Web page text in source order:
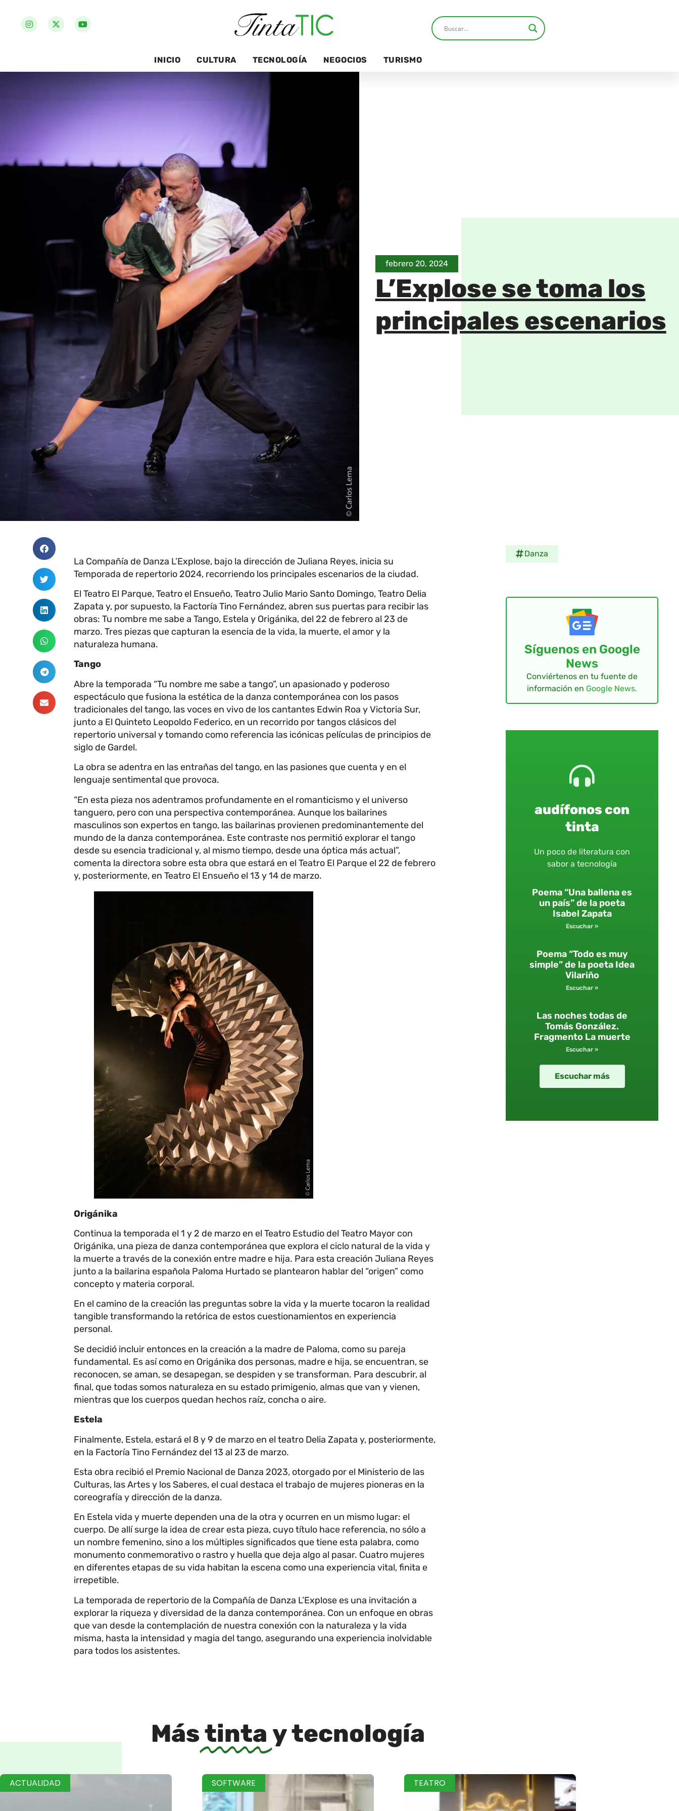
INICIO CULTURA TECNOLOGÍA NEGOCIOS TURISMO
febrero 20, 2024
L’Explose se toma los
principales escenarios
La Compañía de Danza L’Explose, bajo la dirección de Juliana Reyes, inicia su
Temporada de repertorio 2024, recorriendo los principales escenarios de la ciudad.
El Teatro El Parque, Teatro el Ensueño, Teatro Julio Mario Santo Domingo, Teatro Delia
Zapata y, por supuesto, la Factoría Tino Fernández, abren sus puertas para recibir las
obras: Tu nombre me sabe a Tango, Estela y Origánika, del 22 de febrero al 23 de
marzo. Tres piezas que capturan la esencia de la vida, la muerte, el amor y la
naturaleza humana.
Tango
Abre la temporada “Tu nombre me sabe a tango”, un apasionado y poderoso
espectáculo que fusiona la estética de la danza contemporánea con los pasos
tradicionales del tango, las voces en vivo de los cantantes Edwin Roa y Victoria Sur,
junto a El Quinteto Leopoldo Federico, en un recorrido por tangos clásicos del
repertorio universal y tomando como referencia las icónicas películas de principios de
siglo de Gardel.
La obra se adentra en las entrañas del tango, en las pasiones que cuenta y en el
lenguaje sentimental que provoca.
“En esta pieza nos adentramos profundamente en el romanticismo y el universo
tanguero, pero con una perspectiva contemporánea. Aunque los bailarines
masculinos son expertos en tango, las bailarinas provienen predominantemente del
mundo de la danza contemporánea. Este contraste nos permitió explorar el tango
desde su esencia tradicional y, al mismo tiempo, desde una óptica más actual”,
comenta la directora sobre esta obra que estará en el Teatro El Parque el 22 de febrero
y, posteriormente, en Teatro El Ensueño el 13 y 14 de marzo.
Origánika
Continua la temporada el 1 y 2 de marzo en el Teatro Estudio del Teatro Mayor con
Origánika, una pieza de danza contemporánea que explora el ciclo natural de la vida y
la muerte a través de la conexión entre madre e hija. Para esta creación Juliana Reyes
junto a la bailarina española Paloma Hurtado se plantearon hablar del “origen” como
concepto y materia corporal.
En el camino de la creación las preguntas sobre la vida y la muerte tocaron la realidad
tangible transformando la retórica de estos cuestionamientos en experiencia
personal.
Se decidió incluir entonces en la creación a la madre de Paloma, como su pareja
fundamental. Es así como en Origánika dos personas, madre e hija, se encuentran, se
reconocen, se aman, se desapegan, se despiden y se transforman. Para descubrir, al
final, que todas somos naturaleza en su estado primigenio, almas que van y vienen,
mientras que los cuerpos quedan hechos raíz, concha o aire.
Estela
Finalmente, Estela, estará el 8 y 9 de marzo en el teatro Delia Zapata y, posteriormente,
en la Factoría Tino Fernández del 13 al 23 de marzo.
Esta obra recibió el Premio Nacional de Danza 2023, otorgado por el Ministerio de las
Culturas, las Artes y los Saberes, el cual destaca el trabajo de mujeres pioneras en la
coreografía y dirección de la danza.
En Estela vida y muerte dependen una de la otra y ocurren en un mismo lugar: el
cuerpo. De allí surge la idea de crear esta pieza, cuyo título hace referencia, no sólo a
un nombre femenino, sino a los múltiples significados que tiene esta palabra, como
monumento conmemorativo o rastro y huella que deja algo al pasar. Cuatro mujeres
en diferentes etapas de su vida habitan la escena como una experiencia vital, finita e
irrepetible.
La temporada de repertorio de la Compañía de Danza L’Explose es una invitación a
explorar la riqueza y diversidad de la danza contemporánea. Con un enfoque en obras
que van desde la contemplación de nuestra conexión con la naturaleza y la vida
misma, hasta la intensidad y magia del tango, asegurando una experiencia inolvidable
para todos los asistentes.
Danza
Síguenos en Google
News
Conviértenos en tu fuente de
información en Google News.
audífonos con
tinta
Un poco de literatura con
sabor a tecnología
Poema “Una ballena es
un país” de la poeta
Isabel Zapata
Escuchar »
Poema “Todo es muy
simple” de la poeta Idea
Vilariño
Escuchar »
Las noches todas de
Tomás González.
Fragmento La muerte
Escuchar »
Escuchar más
Mástinta y tecnología
ACTUALIDAD SOFTWARE TEATRO